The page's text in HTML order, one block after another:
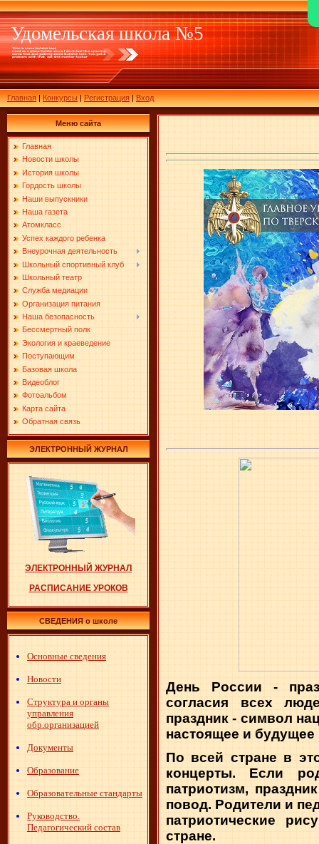
Удомельская школа №5
Главная|Конкурсы|Регистрация|Вход
Меню сайта
Главная
Новости школы
История школы
Гордость школы
Наши выпускники
Наша газета
Атомкласс
Успех каждого ребенка
Внеурочная деятельность
Школьный спортивный клуб
Школьный театр
Служба медиации
Организация питания
Наша безопасность
Бессмертный полк
Экология и краеведение
Поступающим
Базовая школа
Видеоблог
Фотоальбом
Карта сайта
Обратная связь
ЭЛЕКТРОННЫЙ ЖУРНАЛ
ЭЛЕКТРОННЫЙ ЖУРНАЛ
РАСПИСАНИЕ УРОКОВ
СВЕДЕНИЯ о школе
Основные сведения
Новости
Структура и органы
управления
обр.организацией
Документы
Образование
Образовательные стандарты
Руководство.
Педагогический состав
День России -
согласия всех
праздник - символ
настоящее и
По всей стране в
концерты. Если
патриотизм,
повод. Родители и
патриотические
стране.